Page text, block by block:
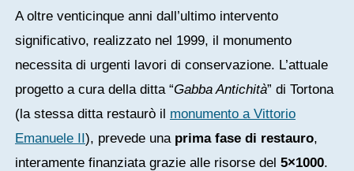
A oltre venticinque anni dall’ultimo intervento
significativo, realizzato nel 1999, il monumento
necessita di urgenti lavori di conservazione. L’attuale
progetto a cura della ditta “Gabba Antichità” di Tortona
(la stessa ditta restaurò il monumento a Vittorio
Emanuele II), prevede una prima fase di restauro,
interamente finanziata grazie alle risorse del 5×1000.